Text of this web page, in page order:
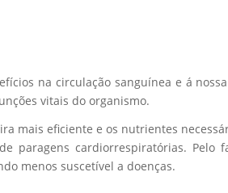
na circulação sanguínea e á
vitais do organismo.
mais eficiente e os nutrientes
paragens cardiorrespiratórias. Pelo
menos suscetível a doenças.